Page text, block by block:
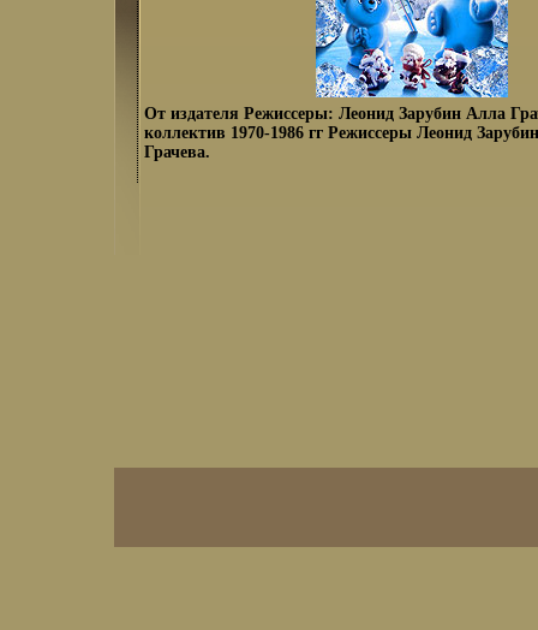
От издателя Режиссеры: Леонид Зарубин Алла
коллектив 1970-1986 гг Режиссеры Леонид
Грачева.